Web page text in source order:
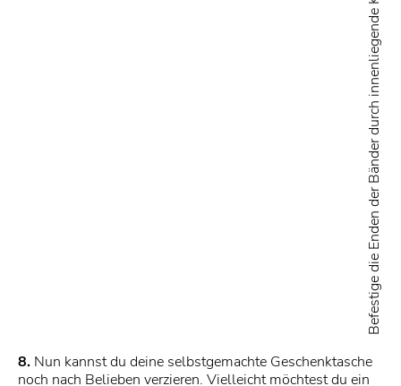
Befestige die Enden der Bänder durch innenliegende Knoten
8. Nun kannst du deine selbstgemachte Geschenktasche
noch nach Belieben verzieren. Vielleicht möchtest du ein